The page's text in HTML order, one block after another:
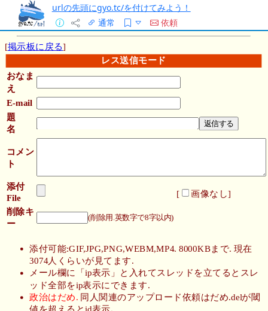
urlの先頭にgyo.tc/を付けてみよう！
通常
依頼